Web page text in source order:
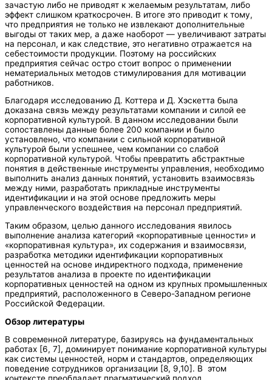
зачастую либо не приводят к желаемым результатам, либо
эффект слишком краткосрочен. В итоге это приводит к тому,
что предприятия не только не извлекают дополнительные
выгоды от таких мер, а даже наоборот — увеличивают затраты
на персонал, и как следствие, это негативно отражается на
себестоимости продукции. Поэтому на российских
предприятия сейчас остро стоит вопрос о применении
нематериальных методов стимулирования для мотивации
работников.
Благодаря исследованию Д. Коттера и Д. Хэскетта была
доказана связь между результатами компании и силой ее
корпоративной культурой. В данном исследовании были
сопоставлены данные более 200 компании и было
установлено, что компании с сильной корпоративной
культурой были успешнее, чем компании со слабой
корпоративной культурой. Чтобы превратить абстрактные
понятия в действенные инструменты управления, необходимо
выполнить анализ данных понятий, установить взаимосвязь
между ними, разработать прикладные инструменты
идентификации и на этой основе предложить меры
управленческого воздействия на персонал предприятий.
Таким образом, целью данного исследования явилось
выполнение анализа категорий «корпоративные ценности» и
«корпоративная культура», их содержания и взаимосвязи,
разработка методики идентификации корпоративных
ценностей на основе индиректного подхода, применение
результатов анализа в проекте по идентификации
корпоративных ценностей на одном из крупных промышленных
предприятий, расположенного в Северо-Западном регионе
Российской Федерации.
Обзор литературы
В современной литературе, базируясь на фундаментальных
работах [6, 7], доминирует понимание корпоративной культуры
как системы ценностей, норм и стандартов, определяющих
поведение сотрудников организации [8, 9,10]. В этом